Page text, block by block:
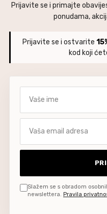
Prijavite se i primajte
ponudama,
Prijavite se i ostvarite
kod koji
Slažem se s obradom
newslettera. Pravila